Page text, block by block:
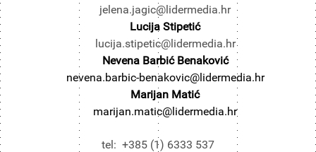
jelena.jagic@lidermedia.hr
Lucija Stipetić
lucija.stipetic@lidermedia.hr
Nevena Barbić Benaković
nevena.barbic-benakovic@lidermedia.hr
Marijan Matić
marijan.matic@lidermedia.hr
tel: +385 (1) 6333 537